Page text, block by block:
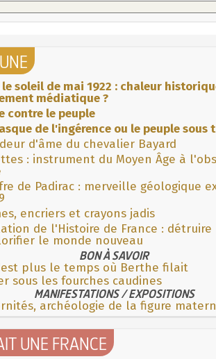
le soleil de mai 1922 : chaleur
médiatique ?
contre le peuple
de l'ingérence ou le peuple sous
d'âme du chevalier Bayard
: instrument du Moyen Âge à
de Padirac : merveille géologique
encriers et crayons jadis
de l'Histoire de France : détruire
le monde nouveau
BON À SAVOIR
plus le temps où Berthe filait
sous les fourches caudines
MANIFESTATIONS / EXPOSITIONS
archéologie de la figure
UNE FRANCE